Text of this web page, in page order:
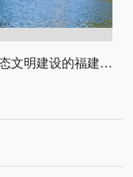
数字生态文明建设的福建路径与启示